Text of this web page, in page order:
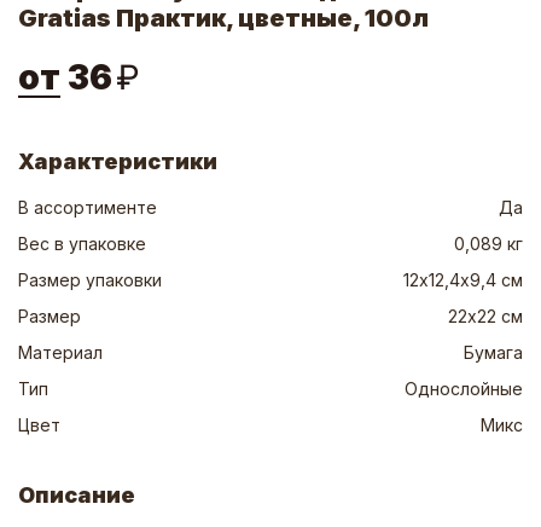
Gratias Практик, цветные, 100л
от 36₽
Характеристики
В ассортименте
Да
Вес в упаковке
0,089 кг
Размер упаковки
12х12,4х9,4 см
Размер
22х22 см
Материал
Бумага
Тип
Однослойные
Цвет
Микс
Описание